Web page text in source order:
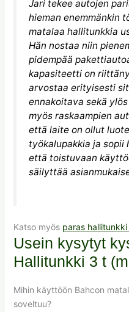
Jari tekee autojen
hieman enemmänkin
matalaa hallitunkkia
Hän nostaa niin
pidempää
kapasiteetti on
arvostaa erityisesti
ennakoitava sekä
myös raskaampien
että laite on ollut
työkalupakkia ja sopii
että toistuvaan
säilyttää
Katso myös paras
Usein kysytyt
Hallitunkki 3 t
Mihin käyttöön Bahcon
soveltuu?